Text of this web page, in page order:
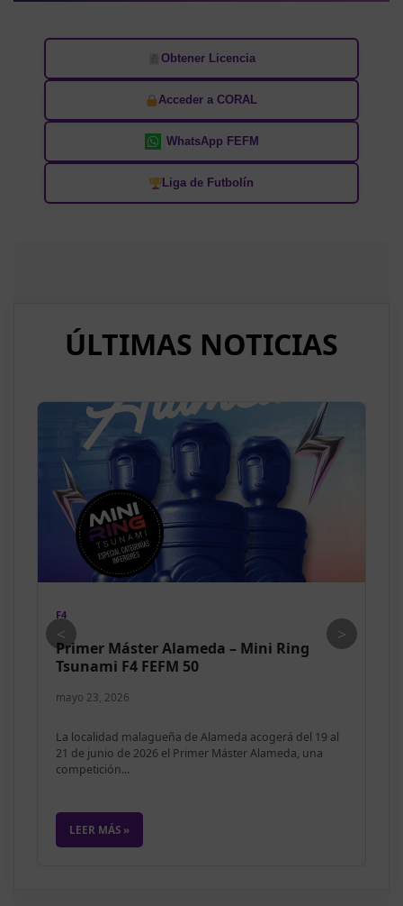
Obtener Licencia
Acceder a CORAL
WhatsApp FEFM
Liga de Futbolín
ÚLTIMAS NOTICIAS
F4
Primer Máster Alameda – Mini Ring
Tsunami F4 FEFM 50
mayo 23, 2026
La localidad malagueña de Alameda acogerá del 19 al
21 de junio de 2026 el Primer Máster Alameda, una
competición...
LEER MÁS »
< >